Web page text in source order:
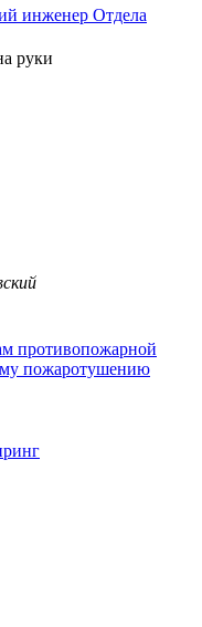
инженер Отдела
руки
противопожарной
пожаротушению